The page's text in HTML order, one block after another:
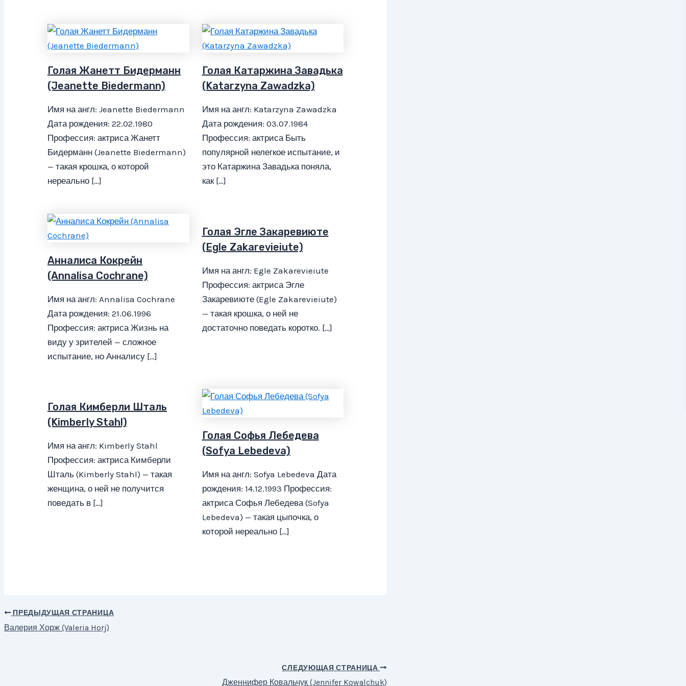
Голая Жанетт Бидерманн
(Jeanette Biedermann)
Имя на англ: Jeanette Biedermann
Дата рождения: 22.02.1980
Профессия: актриса Жанетт
Бидерманн (Jeanette Biedermann)
— такая крошка, о которой
нереально […]
Голая Катаржина Завадька
(Katarzyna Zawadzka)
Имя на англ: Katarzyna Zawadzka
Дата рождения: 03.07.1984
Профессия: актриса Быть
популярной нелегкое испытание, и
это Катаржина Завадька поняла,
как […]
Анналиса Кокрейн
(Annalisa Cochrane)
Имя на англ: Annalisa Cochrane
Дата рождения: 21.06.1996
Профессия: актриса Жизнь на
виду у зрителей — сложное
испытание, но Анналису […]
Голая Эгле Закаревиюте
(Egle Zakarevieiute)
Имя на англ: Egle Zakarevieiute
Профессия: актриса Эгле
Закаревиюте (Egle Zakarevieiute)
— такая крошка, о ней не
достаточно поведать коротко. […]
Голая Кимберли Шталь
(Kimberly Stahl)
Имя на англ: Kimberly Stahl
Профессия: актриса Кимберли
Шталь (Kimberly Stahl) — такая
женщина, о ней не получится
поведать в […]
Голая Софья Лебедева
(Sofya Lebedeva)
Имя на англ: Sofya Lebedeva Дата
рождения: 14.12.1993 Профессия:
актриса Софья Лебедева (Sofya
Lebedeva) — такая цыпочка, о
которой нереально […]
Навигация
по
ПРЕДЫДУЩАЯ СТРАНИЦА
Валерия Хорж (Valeria Horj)
СЛЕДУЮЩАЯ СТРАНИЦА
Дженнифер Ковальчук (Jennifer Kowalchuk)